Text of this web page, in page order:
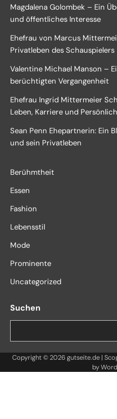
Magdalena Golombek – Ein
und öffentliches Interesse
Ehefrau von Marcus
Privatleben des Schauspielers
Valentine Michael Manson –
berüchtigten Vergangenheit
Ehefrau Ingrid Mittermeier
Leben, Karriere und
Sean Penn Ehepartnerin: Ein
und sein Privatleben
Berühmtheit
Essen
Fashion
Lebensstil
Mode
Prominente
Uncategorized
Suchen
Copyright © 2026gutseite.de |
by